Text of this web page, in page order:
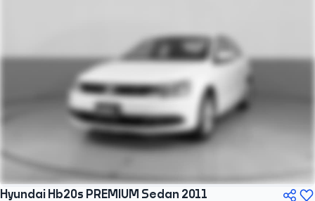
Hyundai Hb20s PREMIUM Sedan 2011